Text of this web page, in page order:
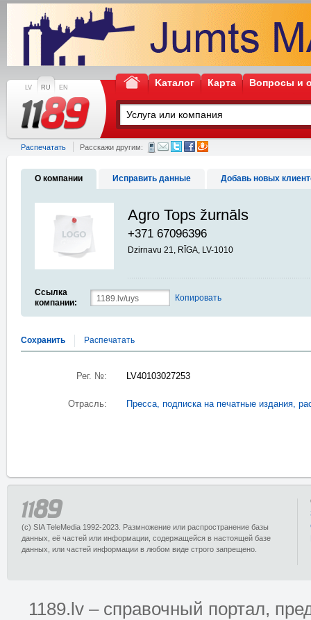
LV RU EN Kаталог Карта Вопросы и
Распечатать Расскажи другим:
О компании Исправить данные Добавь новых
Agro Tops žurnāls
+371 67096396
Dzirnavu 21, RĪGA, LV-1010
Ссылка
компании:
Копировать
Сохранить Распечатать
Рег. №: LV40103027253
Отрасль: Пресса, подписка на печатные издания,
(c) SIA TeleMedia 1992-2023. Размножение или распространение базы
данных, её частей или информации, содержащейся в настоящей базе
данных, или частей информации в любом виде строго запрещено.
1189.lv – справочный портал,